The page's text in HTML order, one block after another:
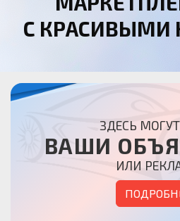
С КРАСИВЫМИ
ЗДЕСЬ
ВАШИ
ИЛИ